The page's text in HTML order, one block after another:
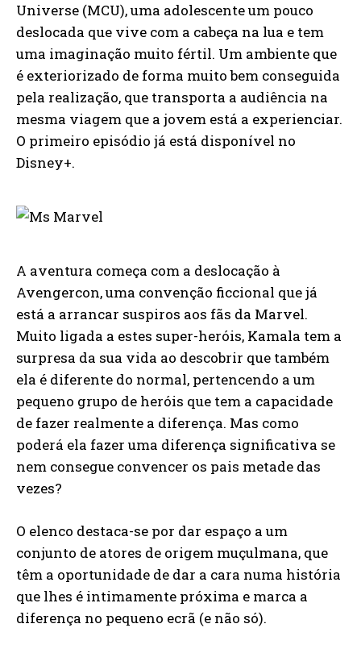
Universe (MCU), uma adolescente um pouco
deslocada que vive com a cabeça na lua e tem
uma imaginação muito fértil. Um ambiente que
é exteriorizado de forma muito bem conseguida
pela realização, que transporta a audiência na
mesma viagem que a jovem está a experienciar.
O primeiro episódio já está disponível no
Disney+.
A aventura começa com a deslocação à
Avengercon, uma convenção ficcional que já
está a arrancar suspiros aos fãs da Marvel.
Muito ligada a estes super-heróis, Kamala tem a
surpresa da sua vida ao descobrir que também
ela é diferente do normal, pertencendo a um
pequeno grupo de heróis que tem a capacidade
de fazer realmente a diferença. Mas como
poderá ela fazer uma diferença significativa se
nem consegue convencer os pais metade das
vezes?
O elenco destaca-se por dar espaço a um
conjunto de atores de origem muçulmana, que
têm a oportunidade de dar a cara numa história
que lhes é intimamente próxima e marca a
diferença no pequeno ecrã (e não só).